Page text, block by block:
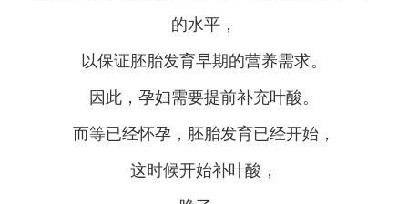
的水平，
以保证胚胎发育早期的营养需求。
因此，孕妇需要提前补充叶酸。
而等已经怀孕，胚胎发育已经开始，
这时候开始补叶酸，